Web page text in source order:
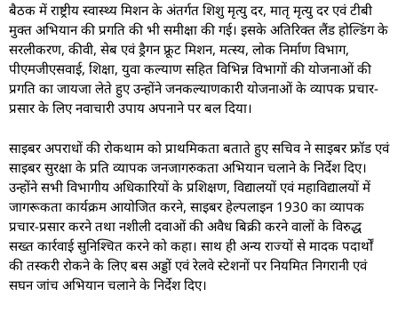
बैठक में राष्ट्रीय स्वास्थ्य मिशन के अंतर्गत शिशु मृत्यु दर, मातृ मृत्यु दर एवं टीबी
मुक्त अभियान की प्रगति की भी समीक्षा की गई। इसके अतिरिक्त लैंड होल्डिंग के
सरलीकरण, कीवी, सेब एवं ड्रैगन फ्रूट मिशन, मत्स्य, लोक निर्माण विभाग,
पीएमजीएसवाई, शिक्षा, युवा कल्याण सहित विभिन्न विभागों की योजनाओं की
प्रगति का जायजा लेते हुए उन्होंने जनकल्याणकारी योजनाओं के व्यापक प्रचार-
प्रसार के लिए नवाचारी उपाय अपनाने पर बल दिया।
साइबर अपराधों की रोकथाम को प्राथमिकता बताते हुए सचिव ने साइबर फ्रॉड एवं
साइबर सुरक्षा के प्रति व्यापक जनजागरुकता अभियान चलाने के निर्देश दिए।
उन्होंने सभी विभागीय अधिकारियों के प्रशिक्षण, विद्यालयों एवं महाविद्यालयों में
जागरूकता कार्यक्रम आयोजित करने, साइबर हेल्पलाइन 1930 का व्यापक
प्रचार-प्रसार करने तथा नशीली दवाओं की अवैध बिक्री करने वालों के विरुद्ध
सख्त कार्रवाई सुनिश्चित करने को कहा। साथ ही अन्य राज्यों से मादक पदार्थों
की तस्करी रोकने के लिए बस अड्डों एवं रेलवे स्टेशनों पर नियमित निगरानी एवं
सघन जांच अभियान चलाने के निर्देश दिए।